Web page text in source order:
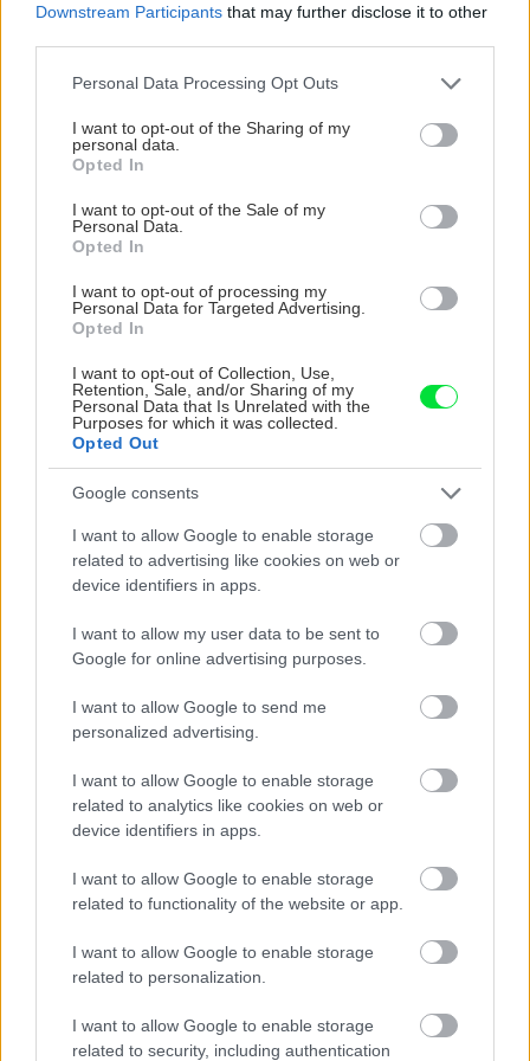
Downstream Participants that may further disclose it to other
Please note that this website/app uses one or more Google
not limited to your visit or usage behaviour. You may click to
grant or deny consent to Google and its third-party tags to
use your data for below specified purposes in below Google
consent section.
Personal Data Processing Opt Outs
I want to opt-out of the Sharing of my
personal data.
Opted In
I want to opt-out of the Sale of my
Personal Data.
Opted In
I want to opt-out of processing my
Personal Data for Targeted Advertising.
Opted In
I want to opt-out of Collection, Use,
Retention, Sale, and/or Sharing of my
Personal Data that Is Unrelated with the
Purposes for which it was collected.
Opted Out
Google consents
I want to allow Google to enable storage
related to advertising like cookies on web or
device identifiers in apps.
I want to allow my user data to be sent to
Google for online advertising purposes.
I want to allow Google to send me
personalized advertising.
I want to allow Google to enable storage
related to analytics like cookies on web or
device identifiers in apps.
I want to allow Google to enable storage
related to functionality of the website or app.
I want to allow Google to enable storage
related to personalization.
I want to allow Google to enable storage
related to security, including authentication
ZÁHRADA
Trvalky, ktoré znesú
sucho a teplo? Tieto
vysaďte na miesta, na
ktoré slnko svieti celý
Nemusí to byť len
krások, ktoré rozžiaria
vašu záhradu
Môže aspirín zachrániť
ochabnuté izbové
rastliny? Pravda vás
možno prekvapí
Júlový reštart uhoriek
nakladačiek: Ako ich
podporiť k druhej vlne